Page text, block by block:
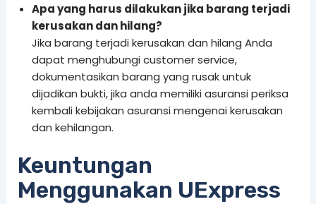
Apa yang harus dilakukan jika barang terjadi
kerusakan dan hilang?
Jika barang terjadi kerusakan dan hilang Anda
dapat menghubungi customer service,
dokumentasikan barang yang rusak untuk
dijadikan bukti, jika anda memiliki asuransi periksa
kembali kebijakan asuransi mengenai kerusakan
dan kehilangan.
Keuntungan
Menggunakan UExpress